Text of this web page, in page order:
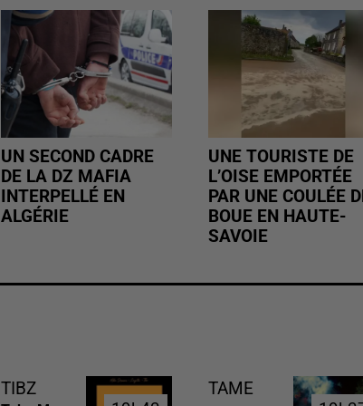
UN SECOND CADRE
DE LA DZ MAFIA
INTERPELLÉ EN
ALGÉRIE
UNE TOURISTE DE
L’OISE EMPORTÉE
PAR UNE COULÉE
BOUE EN HAUTE-
SAVOIE
TIBZ
TAME